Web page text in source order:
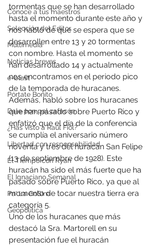
Conoce a tus maestros
Selección del Editor
Multimedia
Noticias breves
e-blast
Pórtate Bonito
Dale pon pal zafacón
¿Has visto a Raúl Fiol?
Libertad con responsabilidad
El Tiempo con Ryan
El Ignaciano Semanal
Pa' La CoSIna
Geopolítica
tormentas que se han desarrollado
hasta el momento durante este año y
nos habló de que se espera que se
desarrollen entre 13 y 20 tormentas
con nombre. Hasta el momento se
han desarrollado 14 y actualmente
nos encontramos en el periodo pico
de la temporada de huracanes.
Además, habló sobre los huracanes
que han pasado sobre Puerto Rico y
enfatizó que el día de la conferencia
se cumplía el aniversario número
noventa y tres del huracán San Felipe
(13 de septiembre de 1928). Este
huracán ha sido el más fuerte que ha
pasado sobre Puerto Rico, ya que al
momento de tocar nuestra tierra era
categoría 5.
Uno de los huracanes que más
destacó la Sra. Martorell en su
presentación fue el huracán